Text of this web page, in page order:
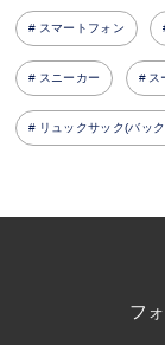
スマートフォン
スニーカー ス
リュックサック(バッ
フ